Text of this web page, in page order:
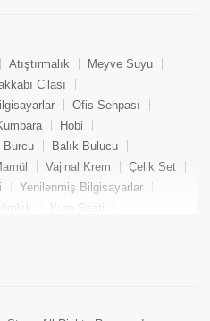
Atıştırmalık
Meyve Suyu
Cilası
Ofis Sehpası
Hobi
Burcu
Balık Bulucu
Vajinal Krem
Çelik Set
Yenilenmiş Bilgisayarlar
Kum Saati